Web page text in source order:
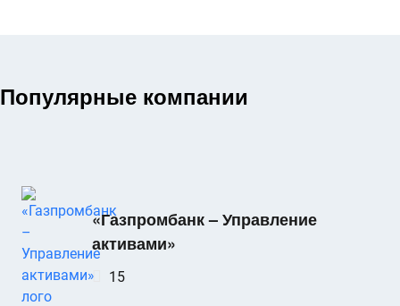
Популярные компании
«Газпромбанк – Управление
активами»
15